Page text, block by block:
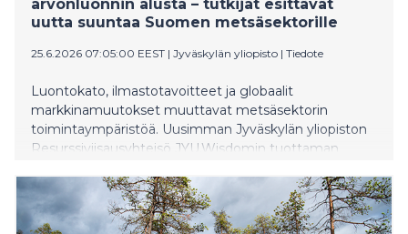
arvonluonnin alusta – tutkijat esittävät
uutta suuntaa Suomen metsäsektorille
25.6.2026 07:05:00 EEST | Jyväskylän yliopisto | Tiedote
Luontokato, ilmastotavoitteet ja globaalit
markkinamuutokset muuttavat metsäsektorin
toimintaympäristöä. Uusimman Jyväskylän yliopiston
Resurssiviisausyhteisö JYU.Wisdomin tuottaman
julkaisun mukaan Suomen kannattaa vastata
muutokseen rakentamalla metsistä monipuolinen
arvonluonnin alusta, jossa taloudellinen menestys